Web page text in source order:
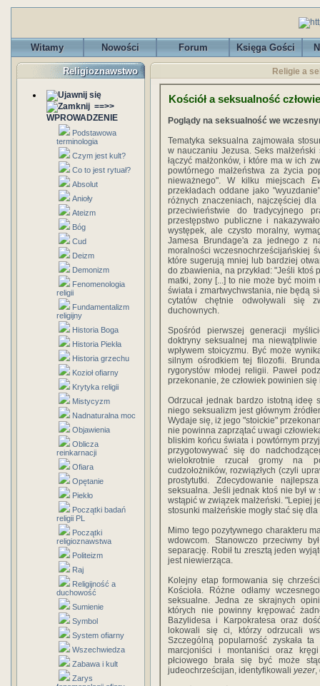
Witamy Nowości Forum Księga Gości
Religioznawstwo
==>>
WPROWADZENIE
Podstawowa
terminologia
Czym jest kult?
Co to jest rytuał?
Absolut
Anioły
Ateizm
Bóg
Cud
Deizm
Demonizm
Fenomenologia
religii
Fundamentalizm
religijny
Historia Boga
Historia Piekła
Historia grzechu
Kozioł ofiarny
Krytyka religii
Mistycyzm
Nadnaturalna moc
Objawienia
Oblicza
reinkarnacji
Ofiara
Opętanie
Piekło
Początki badań
religii PL
Początki
religioznawstwa
Politeizm
Raj
Religijność a
duchowość
Sumienie
Symbol
System ofiarny
Wszechwiedza
Zabawa i kult
Zarys
Religie a
Kościół a seksualność
Poglądy na seksualność we
Tematyka seksualna zajmowała
w nauczaniu Jezusa. Seks
łączyć małżonków, i które ma w ich
powtórnego małżeństwa za życia
nieważnego". W kilku miejscach
przekładach oddane jako
różnych znaczeniach, najczęściej dla
przeciwieństwie do tradycyjnego
przestępstwo publiczne i
występek, ale czysto moralny,
Jamesa Brundage'a za jednego z
moralności wczesnochrześcijańskiej
które sugerują mniej lub bardziej
do zbawienia, na przykład: "Jeśli
matki, żony [...] to nie może być moim
świata i zmartwychwstania, nie będą
cytatów chętnie odwoływali się
duchownych.
Spośród pierwszej generacji
doktryny seksualnej ma
wpływem stoicyzmu. Być może
silnym ośrodkiem tej filozofii.
rygorystów młodej religii. Paweł
przekonanie, że człowiek powinien
Odrzucał jednak bardzo istotną
niego seksualizm jest głównym
Wydaje się, iż jego "stoickie"
nie powinna zaprzątać uwagi
bliskim końcu świata i powtórnym
przygotowywać się do
wielokrotnie rzucał gromy na
cudzołożników, rozwiązłych (czyli
prostytutki. Zdecydowanie
seksualna. Jeśli jednak ktoś nie był
wstąpić w związek małżeński. "Lepiej
stosunki małżeńskie mogły stać się
Mimo tego pozytywnego charakteru
wdowcom. Stanowczo przeciwny
separację. Robił tu zresztą jeden
jest niewierząca.
Kolejny etap formowania się
Kościoła. Różne odłamy
seksualne. Jedna ze skrajnych
których nie powinny krępować
Bazylidesa i Karpokratesa oraz
lokowali się ci, którzy odrzucali
Szczególną popularność zyskała
marcjoniści i montaniści oraz
płciowego brała się być może
judeochrześcijan, identyfikowali yezer,